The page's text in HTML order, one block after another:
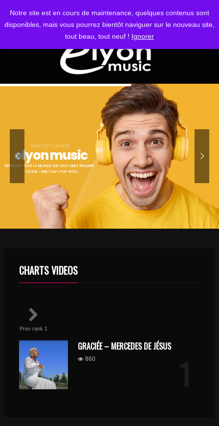
Notre site est en cours de maintenance, quelques contenus sont
disponibles, mais vous pourrez bientôt naviguer sur le nouveau site,
tout beau, tout neuf ! Ignorer
S'IDENTIFIER
Bienvenue sur
elyon music
RETROUVEZ TOUTE LA MUSIQUE QUE VOUS AIMEZ EN ILLIMITÉ
GOSPEL | RNB | RAP | POP-ROCK...
CHARTS VIDEOS
Prev rank 1
GRACIÉE – MERCEDES DE JÉSUS
860